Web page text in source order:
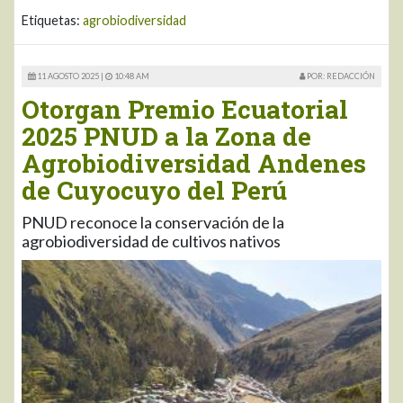
Etiquetas: agrobiodiversidad
11 AGOSTO 2025 | 10:48 AM POR: REDACCIÓN
Otorgan Premio Ecuatorial
2025 PNUD a la Zona de
Agrobiodiversidad Andenes
de Cuyocuyo del Perú
PNUD reconoce la conservación de la
agrobiodiversidad de cultivos nativos